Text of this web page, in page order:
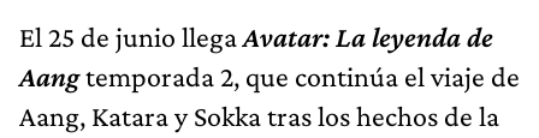
El 25 de junio llegaAvatar: La leyenda de
Aangtemporada 2, que continúa el viaje de
Aang, Katara y Sokka tras los hechos de la